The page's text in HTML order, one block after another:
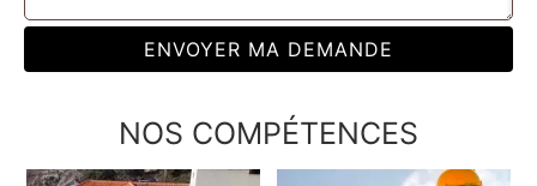
NOS COMPÉTENCES